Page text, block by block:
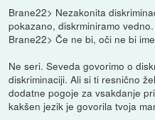
Brane22> Nezakonita
pokazano, diskrminiramo vedno.
Brane22> Če ne bi, oči ne bi
Ne seri. Seveda govorimo o
diskriminaciji. Ali si ti resnično
dodatne pogoje za vsakdanje
kakšen jezik je govorila tvoja